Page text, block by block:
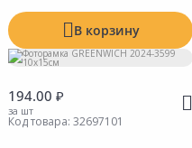
В корзину
194.00 ₽
за шт
Код товара: 32697101